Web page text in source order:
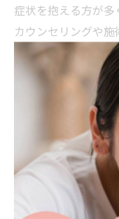
症状を抱える方が
カウンセリングや
場完備など、通いや
す。
予約の取りやすさ
されており、「桑
検索する方も増え
ルに合った整体院
在籍状況は大きな